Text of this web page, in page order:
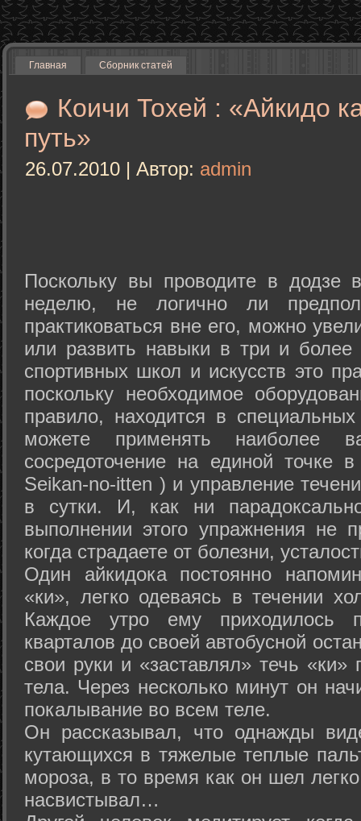
Главная Сборник статей
Коичи Тохей : «Айкидо
путь»
26.07.2010 | Автор: admin
Поскольку вы проводите в додзе
неделю, не логично ли
практиковаться вне его, можно
или развить навыки в три и
спортивных школ и искусств это
поскольку необходимое
правило, находится в
можете применять наиболее
сосредоточение на единой точке
Seikan-­no-­itten ) и управление
в сутки. И, как ни
выполнении этого упражнения не
когда страдаете от болезни,
Один айкидока постоянно
«ки», легко одеваясь в течении
Каждое утро ему приходилось
кварталов до своей автобусной
свои руки и «заставлял» течь «ки»
тела. Через несколько минут он
покалывание во всем теле.
Он рассказывал, что однажды
кутающихся в тяжелые теплые
мороза, в то время как он шел
насвистывал…